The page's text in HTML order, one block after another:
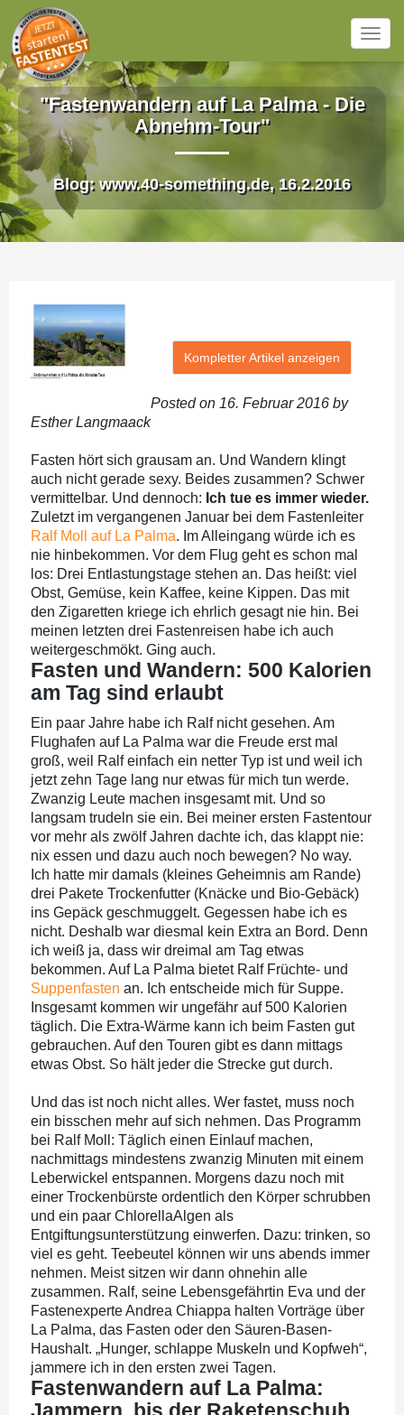
Direkt zum Inhalt
"Fastenwandern auf La Palma - Die
Abnehm-Tour"
Blog: www.40-something.de, 16.2.2016
Kompletter Artikel anzeigen
Posted on 16. Februar 2016 by
Esther Langmaack
Fasten hört sich grausam an. Und Wandern klingt
auch nicht gerade sexy. Beides zusammen? Schwer
vermittelbar. Und dennoch: Ich tue es immer wieder.
Zuletzt im vergangenen Januar bei dem Fastenleiter
Ralf Moll auf La Palma. Im Alleingang würde ich es
nie hinbekommen. Vor dem Flug geht es schon mal
los: Drei Entlastungstage stehen an. Das heißt: viel
Obst, Gemüse, kein Kaffee, keine Kippen. Das mit
den Zigaretten kriege ich ehrlich gesagt nie hin. Bei
meinen letzten drei Fastenreisen habe ich auch
weitergeschmökt. Ging auch.
Fasten und Wandern: 500 Kalorien
am Tag sind erlaubt
Ein paar Jahre habe ich Ralf nicht gesehen. Am
Flughafen auf La Palma war die Freude erst mal
groß, weil Ralf einfach ein netter Typ ist und weil ich
jetzt zehn Tage lang nur etwas für mich tun werde.
Zwanzig Leute machen insgesamt mit. Und so
langsam trudeln sie ein. Bei meiner ersten Fastentour
vor mehr als zwölf Jahren dachte ich, das klappt nie:
nix essen und dazu auch noch bewegen? No way.
Ich hatte mir damals (kleines Geheimnis am Rande)
drei Pakete Trockenfutter (Knäcke und Bio-Gebäck)
ins Gepäck geschmuggelt. Gegessen habe ich es
nicht. Deshalb war diesmal kein Extra an Bord. Denn
ich weiß ja, dass wir dreimal am Tag etwas
bekommen. Auf La Palma bietet Ralf Früchte- und
Suppenfasten an. Ich entscheide mich für Suppe.
Insgesamt kommen wir ungefähr auf 500 Kalorien
täglich. Die Extra-Wärme kann ich beim Fasten gut
gebrauchen. Auf den Touren gibt es dann mittags
etwas Obst. So hält jeder die Strecke gut durch.
Und das ist noch nicht alles. Wer fastet, muss noch
ein bisschen mehr auf sich nehmen. Das Programm
bei Ralf Moll: Täglich einen Einlauf machen,
nachmittags mindestens zwanzig Minuten mit einem
Leberwickel entspannen. Morgens dazu noch mit
einer Trockenbürste ordentlich den Körper schrubben
und ein paar ChlorellaAlgen als
Entgiftungsunterstützung einwerfen. Dazu: trinken, so
viel es geht. Teebeutel können wir uns abends immer
nehmen. Meist sitzen wir dann ohnehin alle
zusammen. Ralf, seine Lebensgefährtin Eva und der
Fastenexperte Andrea Chiappa halten Vorträge über
La Palma, das Fasten oder den Säuren-Basen-
Haushalt. „Hunger, schlappe Muskeln und Kopfweh“,
jammere ich in den ersten zwei Tagen.
Fastenwandern auf La Palma: